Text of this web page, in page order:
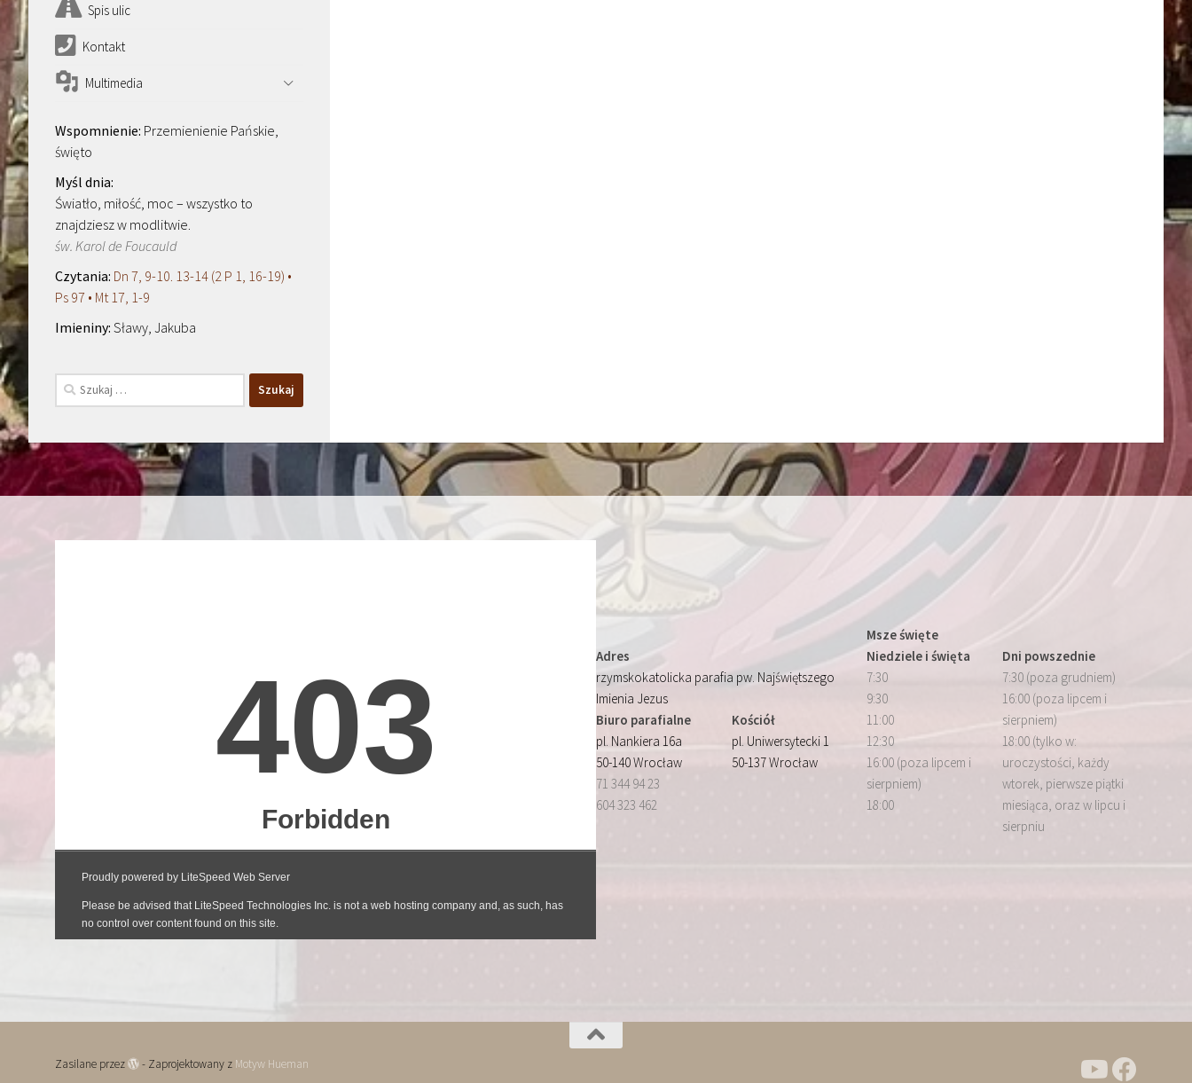
Spis ulic
Kontakt
Multimedia
Przemienienie Pańskie,
święto
Światło, miłość, moc – wszystko to
znajdziesz w modlitwie.
św. Karol de Foucauld
Dn 7, 9-10. 13-14 (2 P 1, 16-19) •
Ps 97 • Mt 17, 1-9
Sławy, Jakuba
Szukaj:
Adres
rzymskokatolicka parafia pw. Najświętszego
Imienia Jezus
Biuro parafialne
pl. Nankiera 16a
50-140 Wrocław
71 344 94 23
604 323 462
Kościół
pl. Uniwersytecki 1
50-137 Wrocław
Msze święte
Niedziele i święta
7:30
9:30
11:00
12:30
16:00 (poza lipcem i
sierpniem)
18:00
Dni powszednie
7:30 (poza grudniem)
16:00 (poza lipcem i
sierpniem)
18:00 (tylko w:
uroczystości, każdy
wtorek, pierwsze piątki
miesiąca, oraz w lipcu i
sierpniu
Zasilane przez - Zaprojektowany z Motyw Hueman